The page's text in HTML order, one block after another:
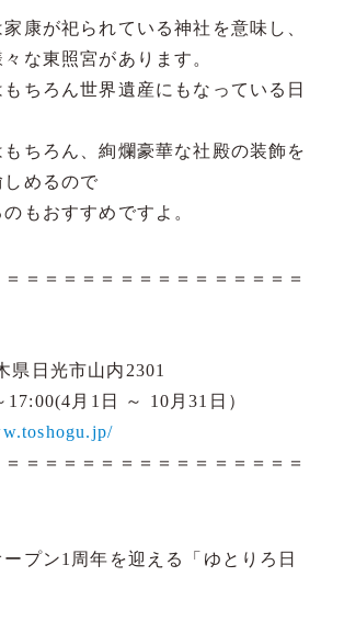
家康が祀られている神社を意味し、
な東照宮があります。
ちろん世界遺産にもなっている日
ちろん、絢爛豪華な社殿の装飾を
しめるので
もおすすめですよ。
＝＝＝＝＝＝＝＝＝＝＝＝＝＝＝＝
県日光市山内2301
月1日 ～ 10月31日）
＝＝＝＝＝＝＝＝＝＝＝＝＝＝＝＝
プン1周年を迎える「ゆとりろ日